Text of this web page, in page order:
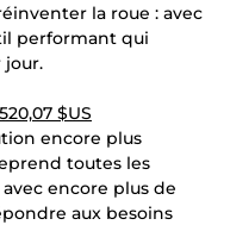
la roue : avec
performant qui
jour.
520,07 $US
encore plus
toutes les
encore plus de
aux besoins